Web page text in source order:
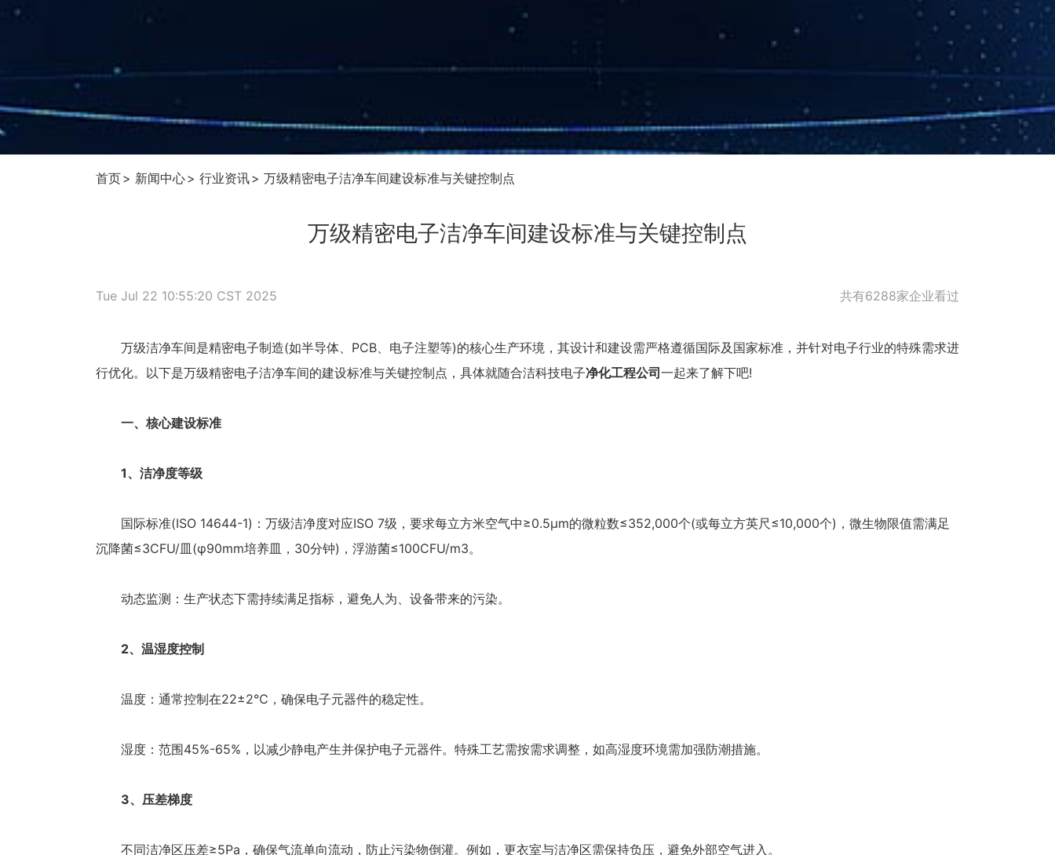
首页 新闻中心 行业资讯 万级精密电子洁净车间建设标准与关键控制点
万级精密电子洁净车间建设标准与关键控制点
Tue Jul 22 10:55:20 CST 2025 共有6288家企业看过
万级洁净车间是精密电子制造(如半导体、PCB、电子注塑等)的核心生产环境，其设计和建设需严格遵循国际及国家标准，并针对电子行业的特殊需求进
行优化。以下是万级精密电子洁净车间的建设标准与关键控制点，具体就随合洁科技电子净化工程公司 一起来了解下吧!
一、核心建设标准
1、洁净度等级
国际标准(ISO 14644-1)：万级洁净度对应ISO 7级，要求每立方米空气中≥0.5μm的微粒数≤352,000个(或每立方英尺≤10,000个)，微生物限值需满足
沉降菌≤3CFU/皿(φ90mm培养皿，30分钟)，浮游菌≤100CFU/m3。
动态监测：生产状态下需持续满足指标，避免人为、设备带来的污染。
2、温湿度控制
温度：通常控制在22±2℃，确保电子元器件的稳定性。
湿度：范围45%-65%，以减少静电产生并保护电子元器件。特殊工艺需按需求调整，如高湿度环境需加强防潮措施。
3、压差梯度
不同洁净区压差≥5Pa，确保气流单向流动，防止污染物倒灌。例如，更衣室与洁净区需保持负压，避免外部空气进入。